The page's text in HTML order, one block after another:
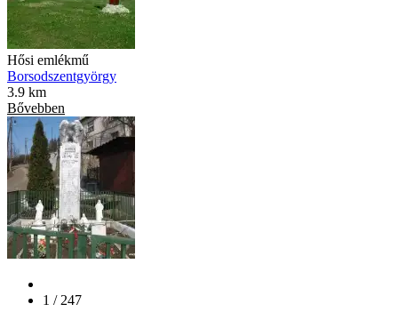
Hősi emlékmű
Borsodszentgyörgy
3.9 km
Bővebben
1 / 247